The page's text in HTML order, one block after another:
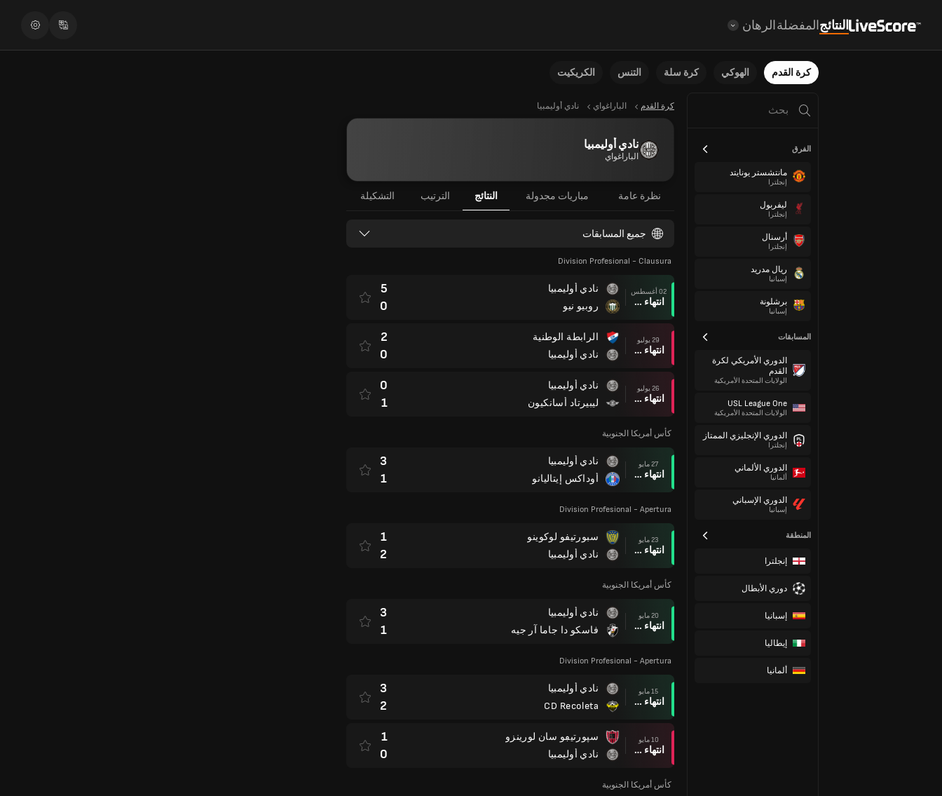
النتائجالمفضلةالرهان
كرة القدم الهوكي كرة سلة التنس الكريكيت
الفرق
مانتشستر يونايتد
إنجلترا
ليفربول
إنجلترا
أرسنال
إنجلترا
ريال مدريد
إسبانيا
برشلونة
إسبانيا
المسابقات
الدوري الأمريكي لكرة
القدم
الولايات المتحدة الأمريكية
USL League One
الولايات المتحدة الأمريكية
الدوري الإنجليزي الممتاز
إنجلترا
الدوري الألماني
ألمانيا
الدوري الإسباني
إسبانيا
المنطقة
إنجلترا
دوري الأبطال
إسبانيا
إيطاليا
ألمانيا
كرة القدم الباراغواي نادي أوليمبيا
نادي أوليمبيا
الباراغواي
نظرة عامة مباريات مجدولة النتائج الترتيب التشكيلة
جميع المسابقات
Division Profesional - Clausura
02 أغسطس
انتهاء وقت المباراة
نادي أوليمبيا
روبيو نيو
5
0
29 يوليو
انتهاء وقت المباراة
الرابطة الوطنية
نادي أوليمبيا
2
0
26 يوليو
انتهاء وقت المباراة
نادي أوليمبيا
ليبيرتاد أسانكيون
0
1
كأس أمريكا الجنوبية
27 مايو
انتهاء وقت المباراة
نادي أوليمبيا
أوداكس إيتاليانو
3
1
Division Profesional - Apertura
23 مايو
انتهاء وقت المباراة
سبورتيفو لوكوينو
نادي أوليمبيا
1
2
كأس أمريكا الجنوبية
20 مايو
انتهاء وقت المباراة
نادي أوليمبيا
فاسكو دا جاما آر جيه
3
1
Division Profesional - Apertura
15 مايو
انتهاء وقت المباراة
نادي أوليمبيا
CD Recoleta
3
2
10 مايو
انتهاء وقت المباراة
سپورتيڢو سان لورينزو
نادي أوليمبيا
1
0
كأس أمريكا الجنوبية